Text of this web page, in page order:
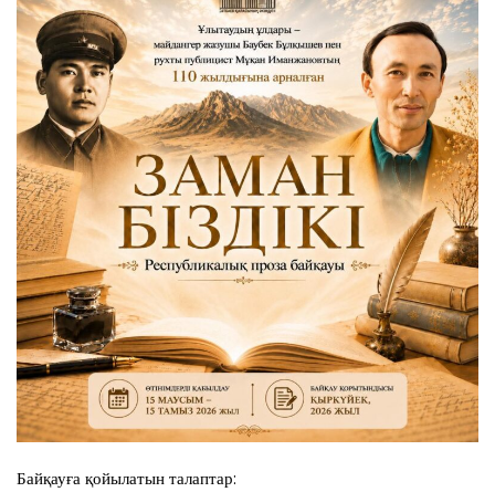
Байқауға қойылатын талаптар: